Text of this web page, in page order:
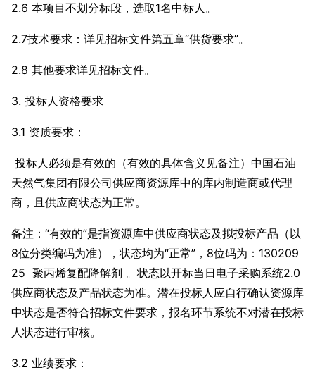
2.6 本项目不划分标段，选取1名中标人。
2.7技术要求：详见招标文件第五章“供货要求”。
2.8 其他要求详见招标文件。
3. 投标人资格要求
3.1 资质要求：
投标人必须是有效的（有效的具体含义见备注）中国石油
天然气集团有限公司供应商资源库中的库内制造商或代理
商，且供应商状态为正常。
备注：“有效的”是指资源库中供应商状态及拟投标产品（以
8位分类编码为准），状态均为“正常”，8位码为：130209
25 聚丙烯复配降解剂 。状态以开标当日电子采购系统2.0
供应商状态及产品状态为准。潜在投标人应自行确认资源库
中状态是否符合招标文件要求，报名环节系统不对潜在投标
人状态进行审核。
3.2 业绩要求：